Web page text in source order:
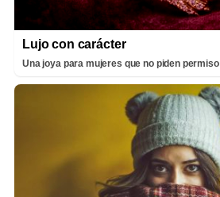
Lujo con carácter
Una joya para mujeres que no piden permiso